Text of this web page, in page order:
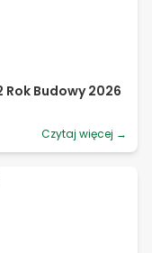
Rok Budowy 2026
Czytaj więcej →